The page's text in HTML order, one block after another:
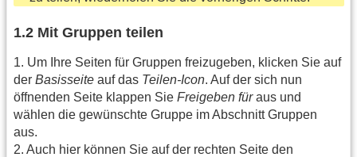
1.2 Mit Gruppen teilen
1. Um Ihre Seiten für Gruppen freizugeben, klicken Sie auf
der Basisseite auf das Teilen-Icon. Auf der sich nun
öffnenden Seite klappen Sie Freigeben füraus und
wählen die gewünschte Gruppe im Abschnitt Gruppen
aus.
2. Auch hier können Sie auf der rechten Seite den